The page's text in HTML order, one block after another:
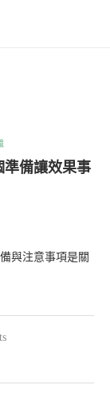
準備讓效果事
與注意事項是關